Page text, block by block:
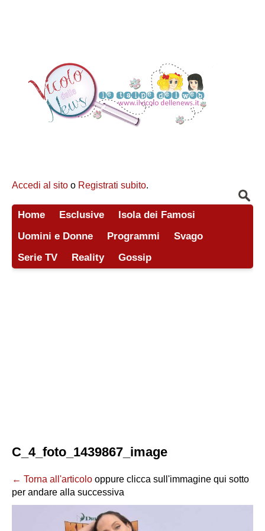
Accedi al sito o Registrati subito.
Home Esclusive
Isola dei Famosi
Uomini e Donne
Programmi
Svago
Serie TV
Reality Gossip
C_4_foto_1439867_image
← Torna all'articolo oppure clicca sull'immagine qui sotto
per andare alla successiva